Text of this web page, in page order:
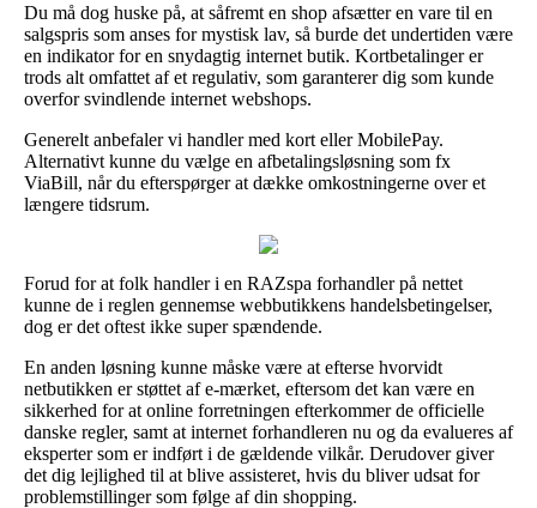
Du må dog huske på, at såfremt en shop afsætter en vare til en
salgspris som anses for mystisk lav, så burde det undertiden være
en indikator for en snydagtig internet butik. Kortbetalinger er
trods alt omfattet af et regulativ, som garanterer dig som kunde
overfor svindlende internet webshops.
Generelt anbefaler vi handler med kort eller MobilePay.
Alternativt kunne du vælge en afbetalingsløsning som fx
ViaBill, når du efterspørger at dække omkostningerne over et
længere tidsrum.
Forud for at folk handler i en RAZspa forhandler på nettet
kunne de i reglen gennemse webbutikkens handelsbetingelser,
dog er det oftest ikke super spændende.
En anden løsning kunne måske være at efterse hvorvidt
netbutikken er støttet af e-mærket, eftersom det kan være en
sikkerhed for at online forretningen efterkommer de officielle
danske regler, samt at internet forhandleren nu og da evalueres af
eksperter som er indført i de gældende vilkår. Derudover giver
det dig lejlighed til at blive assisteret, hvis du bliver udsat for
problemstillinger som følge af din shopping.